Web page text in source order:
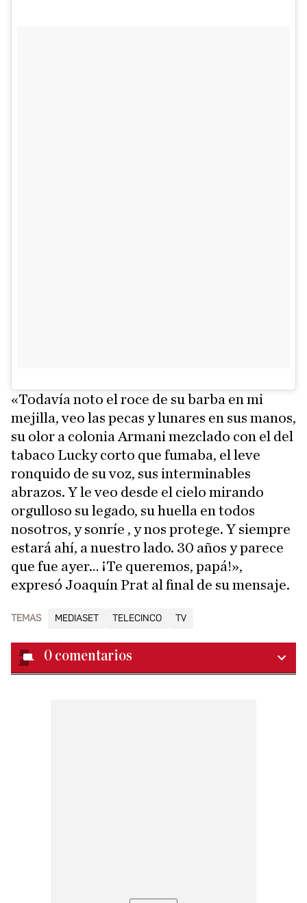
«Todavía noto el roce de su barba en mi
mejilla, veo las pecas y lunares en sus manos,
su olor a colonia Armani mezclado con el del
tabaco Lucky corto que fumaba, el leve
ronquido de su voz, sus interminables
abrazos. Y le veo desde el cielo mirando
orgulloso su legado, su huella en todos
nosotros, y sonríe , y nos protege. Y siempre
estará ahí, a nuestro lado. 30 años y parece
que fue ayer… ¡Te queremos, papá!»,
expresó Joaquín Prat al final de su mensaje.
TEMAS MEDIASET TELECINCO TV
0 comentarios